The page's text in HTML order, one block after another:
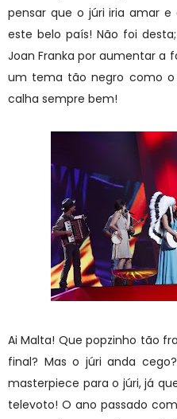
pensar que o júri iria amar
este belo país! Não foi
Joan Franka por aumentar a
um tema tão negro como o
calha sempre bem!
Ai Malta! Que popzinho tão
final? Mas o júri anda
masterpiece para o júri, já
televoto! O ano passado